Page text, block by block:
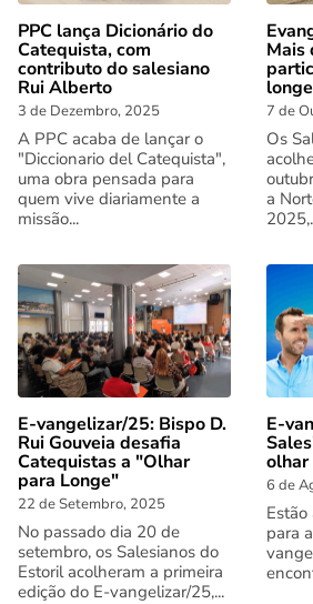
PPC lança Dicionário do
Catequista, com
contributo do salesiano
Rui Alberto
3 de Dezembro, 2025
A PPC acaba de lançar o
"Diccionario del Catequista",
uma obra pensada para
quem vive diariamente a
missão...
Mais
longe
7 de
Os
a
E-vangelizar/25: Bispo D.
Rui Gouveia desafia
Catequistas a "Olhar
para Longe"
22 de Setembro, 2025
No passado dia 20 de
setembro, os Salesianos do
Estoril acolheram a primeira
edição do E-vangelizar/25,...
E-
olhar
6 de
Estão
para